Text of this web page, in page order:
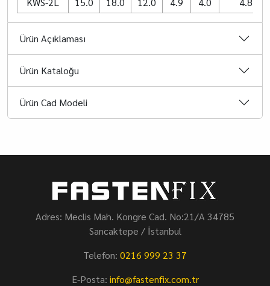
Ürün Açıklaması
Ürün Kataloğu
Ürün Cad Modeli
Adres: Meclis Mah. Kongre Cad. No:21/A 34785
Sancaktepe / İstanbul
Telefon: 0216 999 23 37
E-Posta: info@fastenfix.com.tr